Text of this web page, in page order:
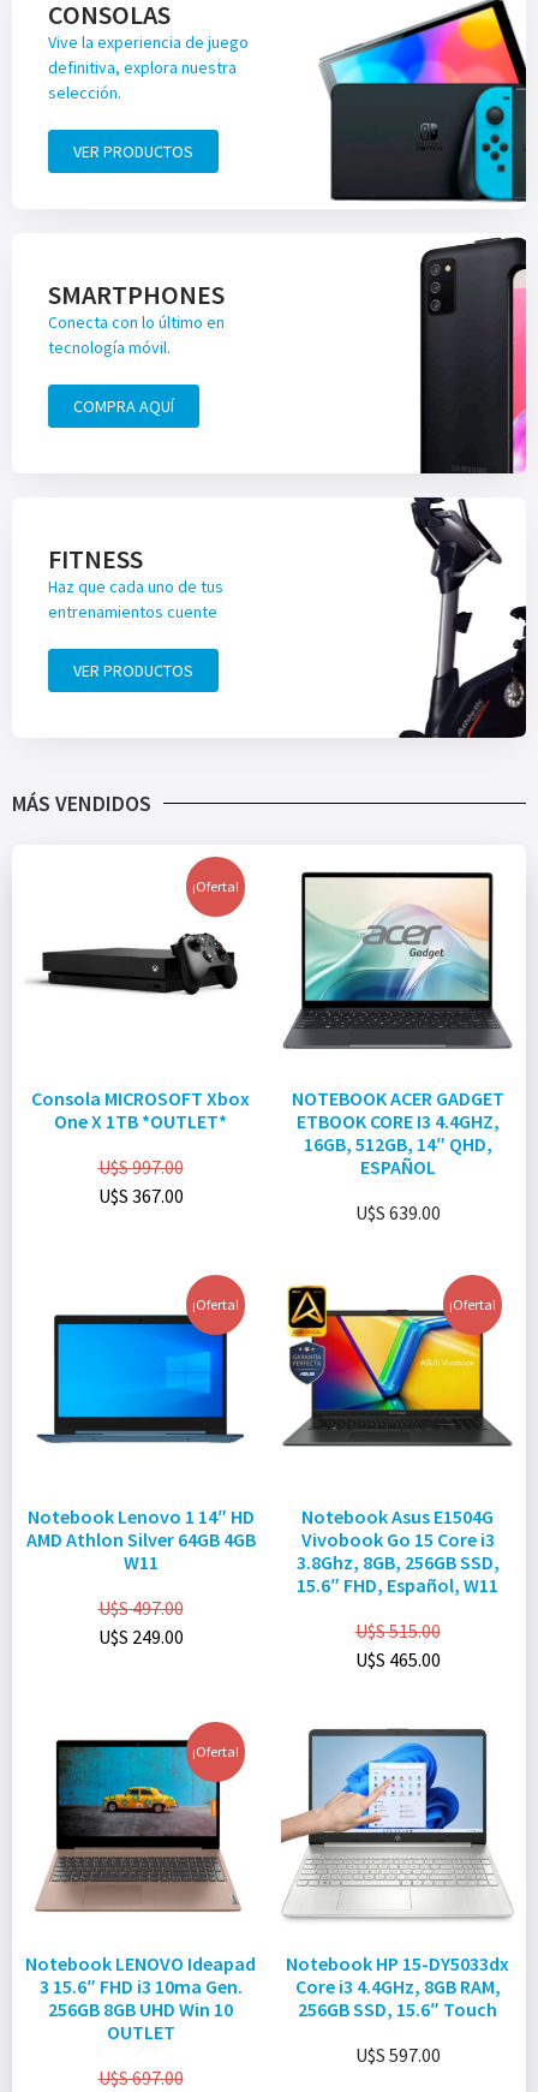
CONSOLAS
Vive la experiencia de juego
definitiva, explora nuestra
selección.
VER PRODUCTOS
SMARTPHONES
Conecta con lo último en
tecnología móvil.
COMPRA AQUÍ
FITNESS
Haz que cada uno de tus
entrenamientos cuente
VER PRODUCTOS
MÁS VENDIDOS
¡Oferta!
Consola MICROSOFT Xbox
One X 1TB *OUTLET*
U$S997.00
U$S 367.00
NOTEBOOK ACER GADGET
ETBOOK CORE I3 4.4GHZ,
16GB, 512GB, 14″ QHD,
ESPAÑOL
U$S 639.00
¡Oferta!
Notebook Lenovo 1 14″ HD
AMD Athlon Silver 64GB 4GB
W11
U$S497.00
U$S 249.00
¡Oferta!
Notebook Asus E1504G
Vivobook Go 15 Core i3
3.8Ghz, 8GB, 256GB SSD,
15.6″ FHD, Español, W11
U$S515.00
U$S 465.00
¡Oferta!
Notebook LENOVO Ideapad
3 15.6″ FHD i3 10ma Gen.
256GB 8GB UHD Win 10
OUTLET
U$S697.00
Notebook HP 15-DY5033dx
Core i3 4.4GHz, 8GB RAM,
256GB SSD, 15.6″ Touch
U$S 597.00